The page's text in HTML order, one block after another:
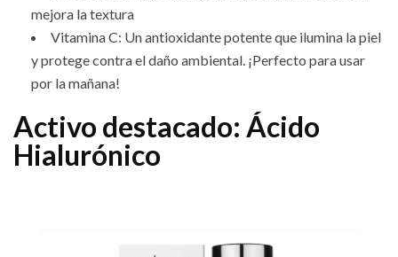
mejora la textura
Vitamina C: Un antioxidante potente que ilumina la piel
y protege contra el daño ambiental. ¡Perfecto para usar
por la mañana!
Activo destacado: Ácido
Hialurónico